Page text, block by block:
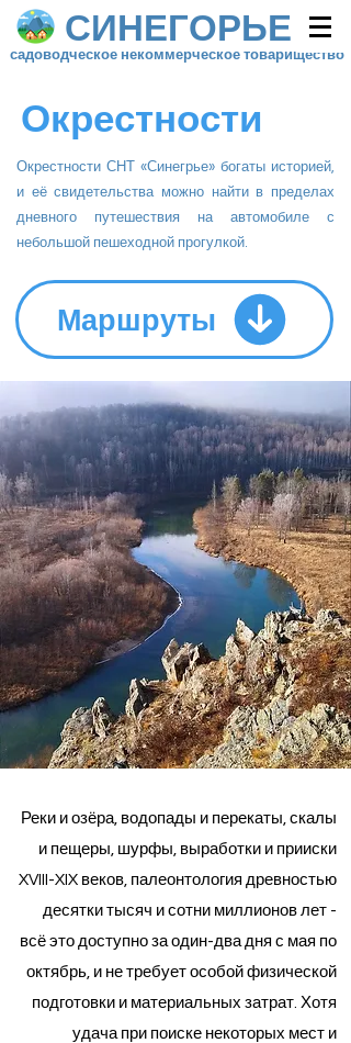
СИНЕГОРЬЕ
садоводческое некоммерческое товарищество
Окрестности
Окрестности СНТ «Синегрье» богаты историей,
и её свидетельства можно найти в пределах
дневного путешествия на автомобиле с
небольшой пешеходной прогулкой.
Маршруты
Реки и озёра, водопады и перекаты, скалы
и пещеры, шурфы, выработки и прииски
XVIII-XIX веков, палеонтология древностью
десятки тысяч и сотни миллионов лет -
всё это доступно за один-два дня с мая по
октябрь, и не требует особой физической
подготовки и материальных затрат. Хотя
удача при поиске некоторых мест и